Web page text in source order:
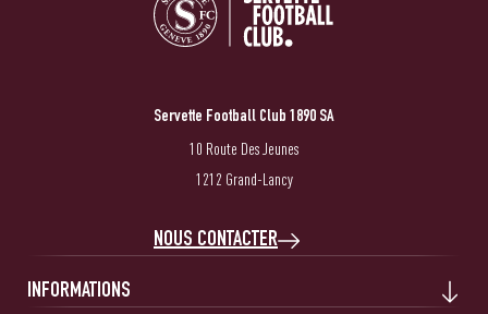
Servette Football Club 1890 SA
10 Route Des Jeunes
1212 Grand-Lancy
NOUS CONTACTER
INFORMATIONS